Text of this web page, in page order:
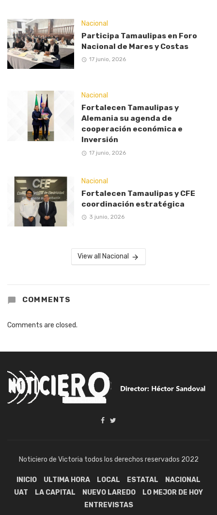
Nacional
Participa Tamaulipas en Foro
Nacional de Mares y Costas
17 junio, 2026
Nacional
Fortalecen Tamaulipas y
Alemania su agenda de
cooperación económica e
Inversión
17 junio, 2026
Nacional
Fortalecen Tamaulipas y CFE
coordinación estratégica
3 junio, 2026
View all Nacional
COMMENTS
Comments are closed.
Noticiero de Victoria todos los derechos reservados 2022
INICIO ULTIMA HORA LOCAL ESTATAL
NACIONAL
UAT
LA CAPITAL NUEVO LAREDO
LO MEJOR DE HOY
ENTREVISTAS